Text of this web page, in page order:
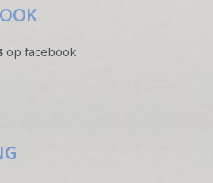
op facebook